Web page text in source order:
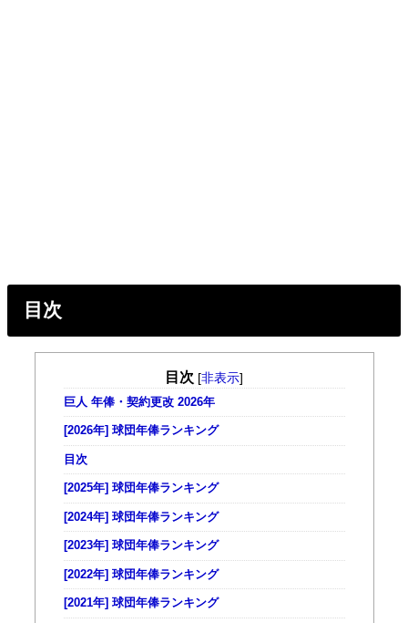
目次
目次 [非表示]
巨人 年俸・契約更改 2026年
[2026年] 球団年俸ランキング
目次
[2025年] 球団年俸ランキング
[2024年] 球団年俸ランキング
[2023年] 球団年俸ランキング
[2022年] 球団年俸ランキング
[2021年] 球団年俸ランキング